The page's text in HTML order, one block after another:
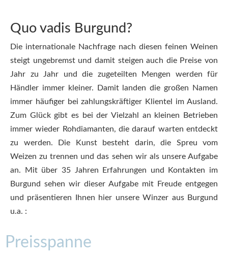
Quo vadis Burgund?
Die internationale Nachfrage nach diesen feinen Weinen
steigt ungebremst und damit steigen auch die Preise von
Jahr zu Jahr und die zugeteilten Mengen werden für
Händler immer kleiner. Damit landen die großen Namen
immer häufiger bei zahlungskräftiger Klientel im Ausland.
Zum Glück gibt es bei der Vielzahl an kleinen Betrieben
immer wieder Rohdiamanten, die darauf warten entdeckt
zu werden. Die Kunst besteht darin, die Spreu vom
Weizen zu trennen und das sehen wir als unsere Aufgabe
an. Mit über 35 Jahren Erfahrungen und Kontakten im
Burgund sehen wir dieser Aufgabe mit Freude entgegen
und präsentieren Ihnen hier unsere Winzer aus Burgund
u.a. :
Preisspanne